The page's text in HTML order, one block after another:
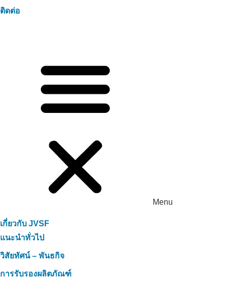
ติดต่อ
Menu
เกี่ยวกับ JVSF
แนะนำทั่วไป
วิสัยทัศน์ – พันธกิจ
การรับรองผลิตภัณฑ์